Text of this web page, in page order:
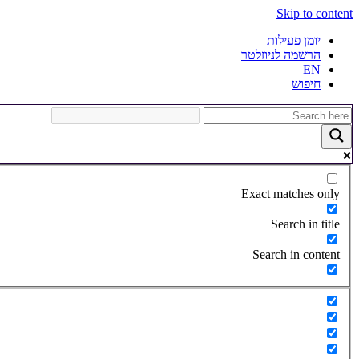
Skip to content
יומן פעילות
הרשמה לניוזלטר
EN
חיפוש
Exact matches only
Search in title
Search in content